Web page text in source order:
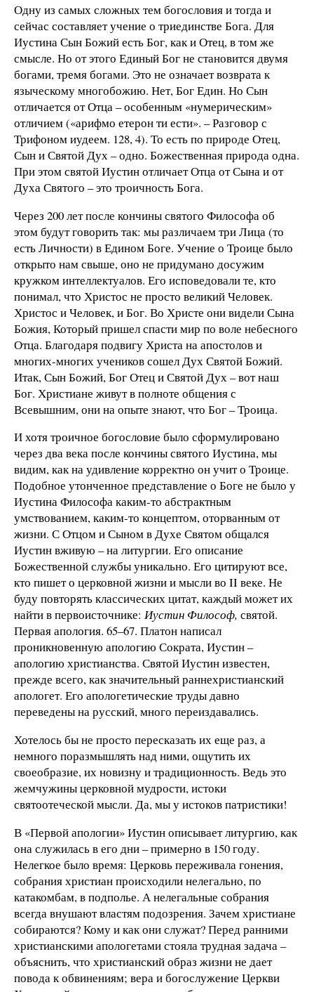
Одну из самых сложных тем богословия и тогда и
сейчас составляет учение о триединстве Бога. Для
Иустина Сын Божий есть Бог, как и Отец, в том же
смысле. Но от этого Единый Бог не становится двумя
богами, тремя богами. Это не означает возврата к
языческому многобожию. Нет, Бог Един. Но Сын
отличается от Отца – особенным «нумерическим»
отличием («арифмо етерон ти ести». – Разговор с
Трифоном иудеем. 128, 4). То есть по природе Отец,
Сын и Святой Дух – одно. Божественная природа одна.
При этом святой Иустин отличает Отца от Сына и от
Духа Святого – это троичность Бога.
Через 200 лет после кончины святого Философа об
этом будут говорить так: мы различаем три Лица (то
есть Личности) в Едином Боге. Учение о Троице было
открыто нам свыше, оно не придумано досужим
кружком интеллектуалов. Его исповедовали те, кто
понимал, что Христос не просто великий Человек.
Христос и Человек, и Бог. Во Христе они видели Сына
Божия, Который пришел спасти мир по воле небесного
Отца. Благодаря подвигу Христа на апостолов и
многих-многих учеников сошел Дух Святой Божий.
Итак, Сын Божий, Бог Отец и Святой Дух – вот наш
Бог. Христиане живут в полноте общения с
Всевышним, они на опыте знают, что Бог – Троица.
И хотя троичное богословие было сформулировано
через два века после кончины святого Иустина, мы
видим, как на удивление корректно он учит о Троице.
Подобное утонченное представление о Боге не было у
Иустина Философа каким-то абстрактным
умствованием, каким-то концептом, оторванным от
жизни. С Отцом и Сыном в Духе Святом общался
Иустин вживую – на литургии. Его описание
Божественной службы уникально. Его цитируют все,
кто пишет о церковной жизни и мысли во II веке. Не
буду повторять классических цитат, каждый может их
найти в первоисточнике: Иустин Философ, святой.
Первая апология. 65–67. Платон написал
проникновенную апологию Сократа, Иустин –
апологию христианства. Святой Иустин известен,
прежде всего, как значительный раннехристианский
апологет. Его апологетические труды давно
переведены на русский, много переиздавались.
Хотелось бы не просто пересказать их еще раз, а
немного поразмышлять над ними, ощутить их
своеобразие, их новизну и традиционность. Ведь это
жемчужины церковной мудрости, истоки
святоотеческой мысли. Да, мы у истоков патристики!
В «Первой апологии» Иустин описывает литургию, как
она служилась в его дни – примерно в 150 году.
Нелегкое было время: Церковь переживала гонения,
собрания христиан происходили нелегально, по
катакомбам, в подполье. А нелегальные собрания
всегда внушают властям подозрения. Зачем христиане
собираются? Кому и как они служат? Перед ранними
христианскими апологетами стояла трудная задача –
объяснить, что христианский образ жизни не дает
повода к обвинениям; вера и богослужение Церкви